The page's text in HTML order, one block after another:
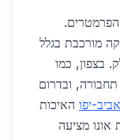
מורכבת בגלל
בצפון, כמו
תחבורה, ובדרום
יפו האיכות
ב-10%. קריית אונו מציעה